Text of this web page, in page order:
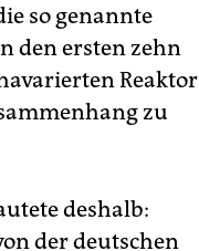
so genannte
den ersten zehn
Reaktor
zu
deshalb:
der deutschen